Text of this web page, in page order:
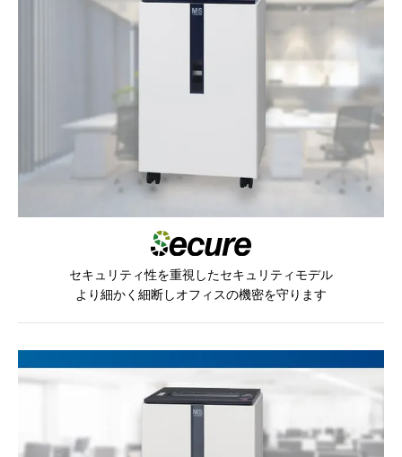
セキュリティ性を重視したセキュリティモデル
より細かく細断しオフィスの機密を守ります